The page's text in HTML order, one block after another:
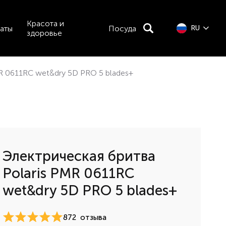
Красота и
здоровье
Посуда RU
0611RC wet&dry 5D PRO 5 blades+
Электрическая бритва
Polaris PMR 0611RC
wet&dry 5D PRO 5 blades+
872 отзыва